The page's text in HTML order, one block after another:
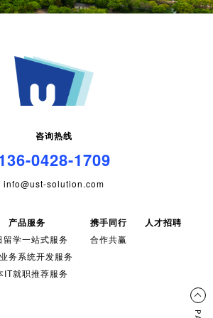
咨询热线
0428-1709
info@ust-solution.com
产品服务
留学一站式服务
务系统开发服务
IT就职推荐服务
携手同行
合作共赢
人才招聘